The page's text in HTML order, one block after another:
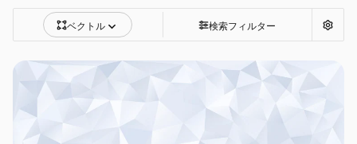
ベクトル 検索フィルター